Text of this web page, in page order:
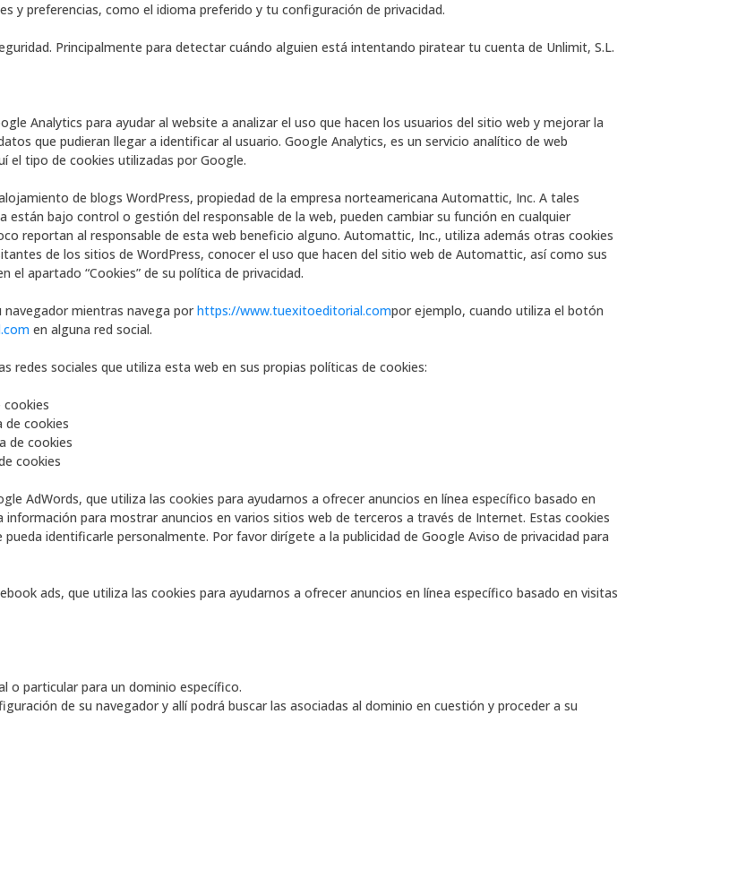
y preferencias, como el idioma preferido y tu configuración de privacidad.
Principalmente para detectar cuándo alguien está intentando piratear tu cuenta de Unlimit, S.L.
Analytics para ayudar al website a analizar el uso que hacen los usuarios del sitio web y mejorar la
que pudieran llegar a identificar al usuario. Google Analytics, es un servicio analítico de web
el tipo de cookies utilizadas por Google.
de blogs WordPress, propiedad de la empresa norteamericana Automattic, Inc. A tales
bajo control o gestión del responsable de la web, pueden cambiar su función en cualquier
reportan al responsable de esta web beneficio alguno. Automattic, Inc., utiliza además otras cookies
de los sitios de WordPress, conocer el uso que hacen del sitio web de Automattic, así como sus
apartado “Cookies” de su política de privacidad.
navegador mientras navega porhttps://www.tuexitoeditorial.compor ejemplo, cuando utiliza el botón
en alguna red social.
redes sociales que utiliza esta web en sus propias políticas de cookies:
cookies
de cookies
de cookies
cookies
AdWords, que utiliza las cookies para ayudarnos a ofrecer anuncios en línea específico basado en
para mostrar anuncios en varios sitios web de terceros a través de Internet. Estas cookies
identificarle personalmente. Por favor dirígete a la publicidad de Google Aviso de privacidad para
ads, que utiliza las cookies para ayudarnos a ofrecer anuncios en línea específico basado en visitas
o particular para un dominio específico.
de su navegador y allí podrá buscar las asociadas al dominio en cuestión y proceder a su